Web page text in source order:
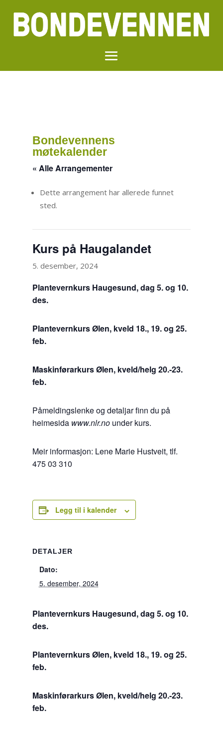
Bondevennens
møtekalender
« Alle Arrangementer
Dette arrangement har allerede funnet
sted.
Kurs på Haugalandet
5. desember, 2024
Plantevernkurs Haugesund, dag 5. og 10.
des.
Plantevernkurs Ølen, kveld 18., 19. og 25.
feb.
Maskinførarkurs Ølen, kveld/helg 20.-23.
feb.
Påmeldingslenke og detaljar finn du på
heimesida www.nlr.no under kurs.
Meir informasjon: Lene Marie Hustveit, tlf.
475 03 310
Legg til i kalender
DETALJER
Dato:
5. desember, 2024
Plantevernkurs Haugesund, dag 5. og 10.
des.
Plantevernkurs Ølen, kveld 18., 19. og 25.
feb.
Maskinførarkurs Ølen, kveld/helg 20.-23.
feb.